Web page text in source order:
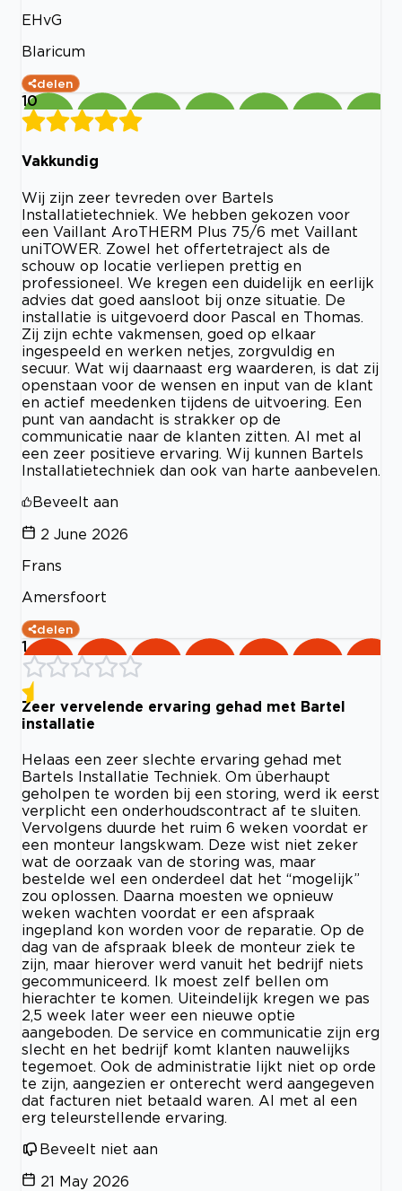
EHvG
Blaricum
delen
10
Vakkundig
Wij zijn zeer tevreden over Bartels
Installatietechniek. We hebben gekozen voor
een Vaillant AroTHERM Plus 75/6 met Vaillant
uniTOWER. Zowel het offertetraject als de
schouw op locatie verliepen prettig en
professioneel. We kregen een duidelijk en eerlijk
advies dat goed aansloot bij onze situatie. De
installatie is uitgevoerd door Pascal en Thomas.
Zij zijn echte vakmensen, goed op elkaar
ingespeeld en werken netjes, zorgvuldig en
secuur. Wat wij daarnaast erg waarderen, is dat zij
openstaan voor de wensen en input van de klant
en actief meedenken tijdens de uitvoering. Een
punt van aandacht is strakker op de
communicatie naar de klanten zitten. Al met al
een zeer positieve ervaring. Wij kunnen Bartels
Installatietechniek dan ook van harte aanbevelen.
Beveelt aan
2 June 2026
Frans
Amersfoort
delen
1
Zeer vervelende ervaring gehad met Bartel
installatie
Helaas een zeer slechte ervaring gehad met
Bartels Installatie Techniek. Om überhaupt
geholpen te worden bij een storing, werd ik eerst
verplicht een onderhoudscontract af te sluiten.
Vervolgens duurde het ruim 6 weken voordat er
een monteur langskwam. Deze wist niet zeker
wat de oorzaak van de storing was, maar
bestelde wel een onderdeel dat het “mogelijk”
zou oplossen. Daarna moesten we opnieuw
weken wachten voordat er een afspraak
ingepland kon worden voor de reparatie. Op de
dag van de afspraak bleek de monteur ziek te
zijn, maar hierover werd vanuit het bedrijf niets
gecommuniceerd. Ik moest zelf bellen om
hierachter te komen. Uiteindelijk kregen we pas
2,5 week later weer een nieuwe optie
aangeboden. De service en communicatie zijn erg
slecht en het bedrijf komt klanten nauwelijks
tegemoet. Ook de administratie lijkt niet op orde
te zijn, aangezien er onterecht werd aangegeven
dat facturen niet betaald waren. Al met al een
erg teleurstellende ervaring.
Beveelt niet aan
21 May 2026